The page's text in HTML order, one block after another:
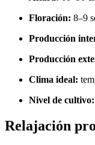
Floración: 8–9
Producción
Producción
Clima ideal:
Nivel de cultivo:
Relajación